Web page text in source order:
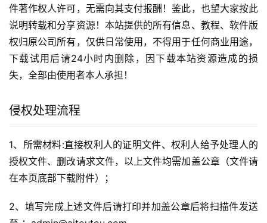
件著作权人许可，无需向其支付报酬！鉴此，也望大家按此
说明转载和分享资源！本站提供的所有信息、教程、软件版
权归原公司所有，仅供日常使用，不得用于任何商业用途，
下载试用后请24小时内删除，因下载本站资源造成的损
失，全部由使用者本人承担！
侵权处理流程
1、所需材料:直接权利人的证明文件、权利人给予处理人的
授权文件、删改请求文件，以上文件均需加盖公章（文件请
在本页底部下载附件）；
2、填写完成上述文件后请打印并加盖公章后将扫描件发送